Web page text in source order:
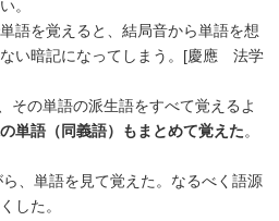
。
語を覚えると、結局音から単語を想
い暗記になってしまう。[慶應 法学
その単語の派生語をすべて覚えるよ
単語（同義語）もまとめて覚えた。
、単語を見て覚えた。なるべく語源
した。